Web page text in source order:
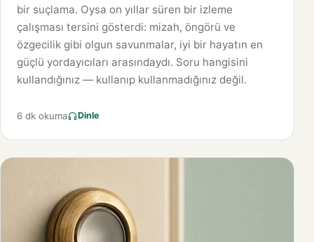
bir suçlama. Oysa on yıllar süren bir izleme
çalışması tersini gösterdi: mizah, öngörü ve
özgecilik gibi olgun savunmalar, iyi bir hayatın en
güçlü yordayıcıları arasındaydı. Soru hangisini
kullandığınız — kullanıp kullanmadığınız değil.
6 dk okuma Dinle